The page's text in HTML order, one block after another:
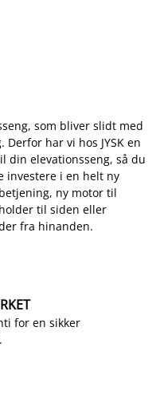
som bliver slidt med
har vi hos JYSK en
din elevationsseng, så du
investere i en helt ny
ny motor til
til siden eller
fra hinanden.
for en sikker